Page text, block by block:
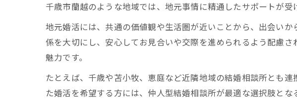
お見合い後の
カウンセラー
仮交際から真
結婚相談所で大切
結婚相談所の
千歳市蘭越のような地域では、地元事情に精通したサポートが
地元婚活には、共通の価値観や生活圏が近いことから、出会い
係を大切にし、安心してお見合いや交際を進められるよう配慮
魅力です。
たとえば、千歳や苫小牧、恵庭など近隣地域の結婚相談所とも
た婚活を希望する方には、仲人型結婚相談所が最適な選択肢とな